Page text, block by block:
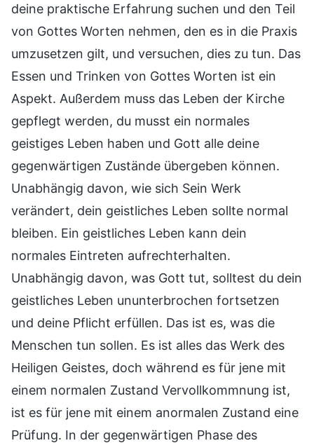
deine praktische Erfahrung suchen und den Teil
von Gottes Worten nehmen, den es in die Praxis
umzusetzen gilt, und versuchen, dies zu tun. Das
Essen und Trinken von Gottes Worten ist ein
Aspekt. Außerdem muss das Leben der Kirche
gepflegt werden, du musst ein normales
geistiges Leben haben und Gott alle deine
gegenwärtigen Zustände übergeben können.
Unabhängig davon, wie sich Sein Werk
verändert, dein geistliches Leben sollte normal
bleiben. Ein geistliches Leben kann dein
normales Eintreten aufrechterhalten.
Unabhängig davon, was Gott tut, solltest du dein
geistliches Leben ununterbrochen fortsetzen
und deine Pflicht erfüllen. Das ist es, was die
Menschen tun sollen. Es ist alles das Werk des
Heiligen Geistes, doch während es für jene mit
einem normalen Zustand Vervollkommnung ist,
ist es für jene mit einem anormalen Zustand eine
Prüfung. In der gegenwärtigen Phase des